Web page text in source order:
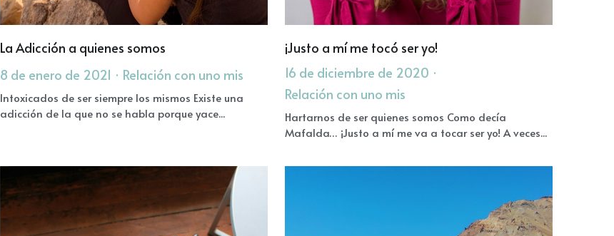
La Adicción a quienes somos
8 de enero de 2021 · Relación con uno mis
Intoxicados de ser siempre los mismos Existe una
adicción de la que no se habla porque yace...
¡Justo a mí me tocó ser yo!
16 de diciembre de 2020 ·
Relación con uno mis
Hartarnos de ser quienes somos Como decía
Mafalda… ¡Justo a mí me va a tocar ser yo! A veces...